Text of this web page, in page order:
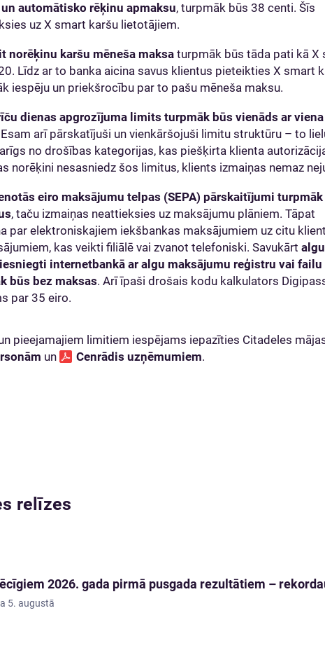
automātisko rēķinu apmaksu, turpmāk būs 38 centi. Šīs
uz X smart karšu lietotājiem.
norēķinu karšu mēneša maksa turpmāk būs tāda pati kā X
Līdz ar to banka aicina savus klientus pieteikties X smart
iespēju un priekšrocību par to pašu mēneša maksu.
dienas apgrozījuma limits turpmāk būs vienāds ar viena
Esam arī pārskatījuši un vienkāršojuši limitu struktūru – to
no drošības kategorijas, kas piešķirta klienta
norēķini nesasniedz šos limitus, klients izmaiņas nemaz
eiro maksājumu telpas (SEPA) pārskaitījumi turpmāk
, taču izmaiņas neattieksies uz maksājumu plāniem. Tāpat
par elektroniskajiem iekšbankas maksājumiem uz citu
kas veikti filiālē vai zvanot telefoniski. Savukārt algu
internetbankā ar algu maksājumu reģistru vai failu
būs bez maksas. Arī īpaši drošais kodu kalkulators
par 35 eiro.
pieejamajiem limitiem iespējams iepazīties Citadeles
un Cenrādis uzņēmumiem.
relīzes
2026. gada pirmā pusgada rezultātiem –
5. augustā